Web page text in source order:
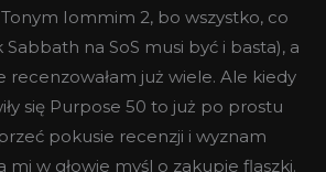
Iommim 2, bo wszystko, co
Sabbath na SoS musi być i basta), a
już wiele. Ale kiedy
się Purpose 50 to już po prostu
pokusie recenzji i wyznam
mi w głowie myśl o zakupie flaszki.